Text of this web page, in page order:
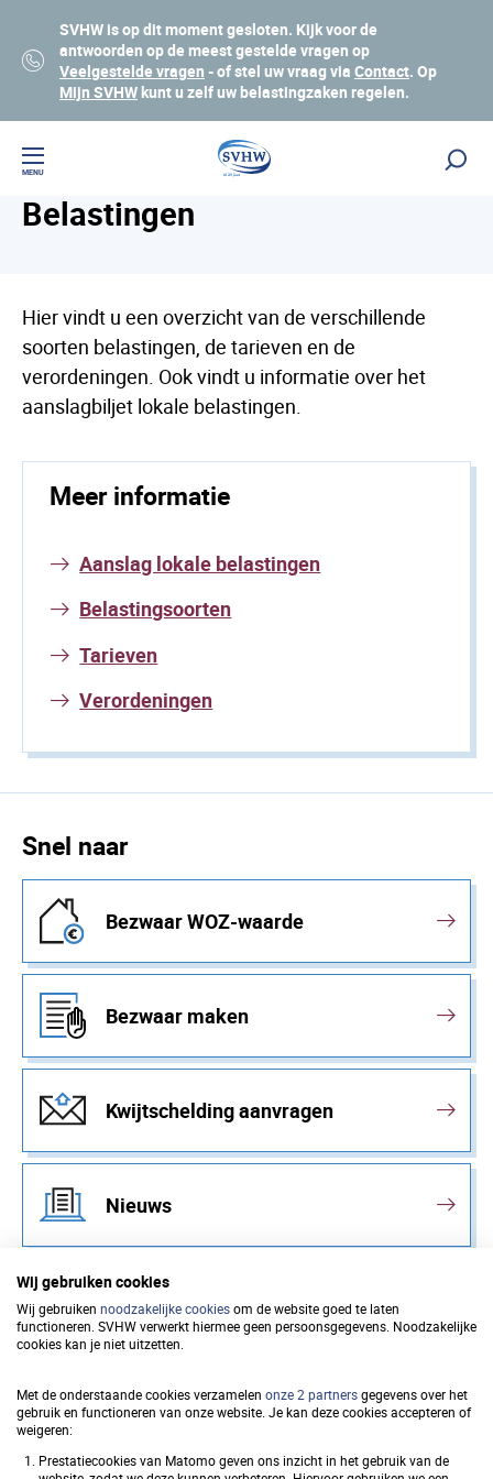
SVHW is op dit moment gesloten. Kijk voor de
antwoorden op de meest gestelde vragen op
Veelgestelde vragen - of stel uw vraag via Contact. Op
Mijn SVHWkunt u zelf uw belastingzaken regelen.
MENU
Belastingen
Hier vindt u een overzicht van de verschillende
soorten belastingen, de tarieven en de
verordeningen. Ook vindt u informatie over het
aanslagbiljet lokale belastingen.
Meer informatie
Aanslag lokale belastingen
Belastingsoorten
Tarieven
Verordeningen
Snel naar
Bezwaar WOZ-waarde
Bezwaar maken
Kwijtschelding aanvragen
Nieuws
Samenwerkingsverband
Vastgoedinformatie Heffing en
Waardebepaling (SVHW)
Wij gebruiken cookies
Wij gebruiken noodzakelijke cookiesom de website goed te laten
functioneren. SVHW verwerkt hiermee geen persoonsgegevens. Noodzakelijke
cookies kan je niet uitzetten.
Met de onderstaande cookies verzamelen onze 2 partnersgegevens over het
gebruik en functioneren van onze website. Je kan deze cookies accepteren of
weigeren:
Prestatiecookies van Matomo geven ons inzicht in het gebruik van de